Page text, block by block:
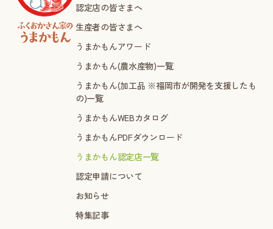
認定店の皆さまへ
生産者の皆さまへ
うまかもんアワード
うまかもん(農水産物)一覧
うまかもん(加工品 ※福岡市が開発を支援したも
の)一覧
うまかもんWEBカタログ
うまかもんPDFダウンロード
うまかもん認定店一覧
認定申請について
お知らせ
特集記事